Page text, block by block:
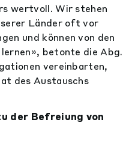
wertvoll. Wir stehen
Länder oft vor
und können von den
betonte die Abg.
vereinbarten,
des Austauschs
der Befreiung von